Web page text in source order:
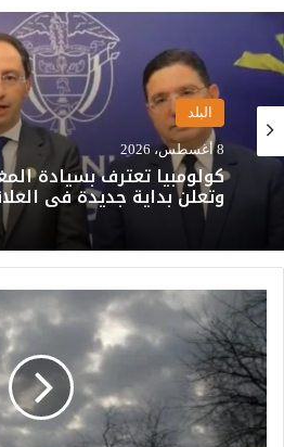
البلد
8 أغسطس، 2026
كولومبيا تعترف بسيادة
وتعلن بداية جديدة في
ا
ل
أ
ر
ص
ا
د